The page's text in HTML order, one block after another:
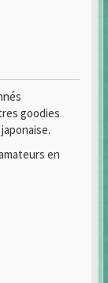
goodies
en